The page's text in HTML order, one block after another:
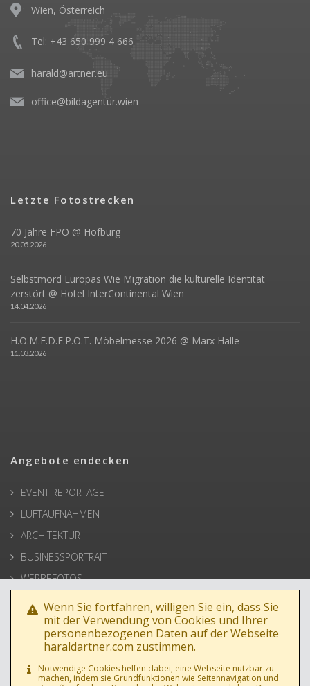
Wien, Österreich
Tel: +43 650 999 4 666
harald@artner.eu
office@bildagentur.wien
Letzte Fotostrecken
70 Jahre FPÖ @ Hofburg
20.05.2026
Selbstmord Europas Wie Migration die kulturelle Identität
zerstört @ Hotel InterContinental Wien
14.04.2026
H.O.M.E.D.E.P.O.T. Möbelmesse 2026 @ Marx Halle
11.03.2026
Angebote endecken
EVENT REPORTAGE
LUFTAUFNAHMEN
ARCHITEKTUR
BUSINESSPORTRAIT
WERBEFOTOS
HOCHZEIT
PRESSE
Wenn Sie fortfahren, willigen Sie ein, dass Sie
mit der Verwendung von Cookies und Ihrer
personenbezogenen Daten auf der Webseite
haraldartner.com zustimmen.
Notwendige Cookies helfen dabei, eine Webseite nutzbar zu
machen, indem sie Grundfunktionen wie Seitennavigation und